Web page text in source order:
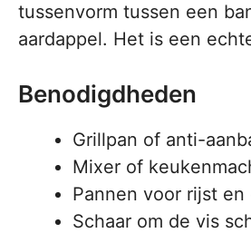
tussenvorm tussen een
aardappel. Het is een
Benodigdheden
Grillpan of anti-
Mixer of
Pannen voor rijst en
Schaar om de vis